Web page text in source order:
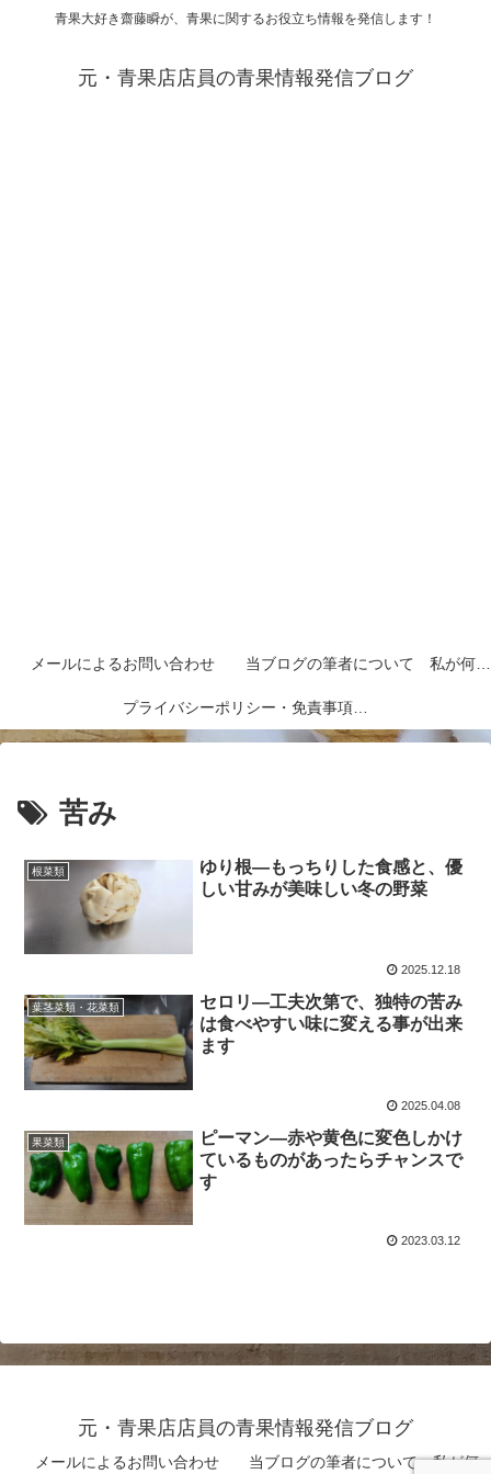
青果大好き齋藤瞬が、青果に関するお役立ち情報を発信します！
元・青果店店員の青果情報発信ブログ
メールによるお問い合わせ 当ブログの筆者について 私が何者なのかを紹介します
プライバシーポリシー・免責事項など
苦み
根菜類
ゆり根―もっちりした食感と、優
しい甘みが美味しい冬の野菜
2025.12.18
葉茎菜類・花菜類
セロリ―工夫次第で、独特の苦み
は食べやすい味に変える事が出来
ます
2025.04.08
果菜類
ピーマン―赤や黄色に変色しかけ
ているものがあったらチャンスで
す
2023.03.12
元・青果店店員の青果情報発信ブログ
メールによるお問い合わせ 当ブログの筆者について 私が何